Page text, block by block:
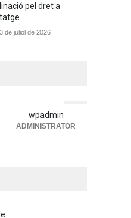
pel dret a
de juliol de 2026
wpadmin
ADMINISTRATOR